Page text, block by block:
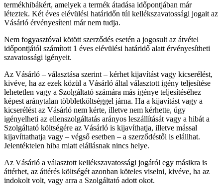
termékhibákért, amelyek a termék átadása időpontjában már
léteztek. Két éves elévülési határidőn túl kellékszavatossági jogait az
Vásárló érvényesíteni már nem tudja.
Nem fogyasztóval kötött szerződés esetén a jogosult az átvétel
időpontjától számított 1 éves elévülési határidő alatt érvényesítheti
szavatossági igényeit.
Az Vásárló – választása szerint – kérhet kijavítást vagy kicserélést,
kivéve, ha az ezek közül a Vásárló által választott igény teljesítése
lehetetlen vagy a Szolgáltató számára más igénye teljesítéséhez
képest aránytalan többletköltséggel járna. Ha a kijavítást vagy a
kicserélést az Vásárló nem kérte, illetve nem kérhette, úgy
igényelheti az ellenszolgáltatás arányos leszállítását vagy a hibát a
Szolgáltató költségére az Vásárló is kijavíthatja, illetve mással
kijavíttathatja vagy – végső esetben – a szerződéstől is elállhat.
Jelentéktelen hiba miatt elállásnak nincs helye.
Az Vásárló a választott kellékszavatossági jogáról egy másikra is
áttérhet, az áttérés költségét azonban köteles viselni, kivéve, ha az
indokolt volt, vagy arra a Szolgáltató adott okot.